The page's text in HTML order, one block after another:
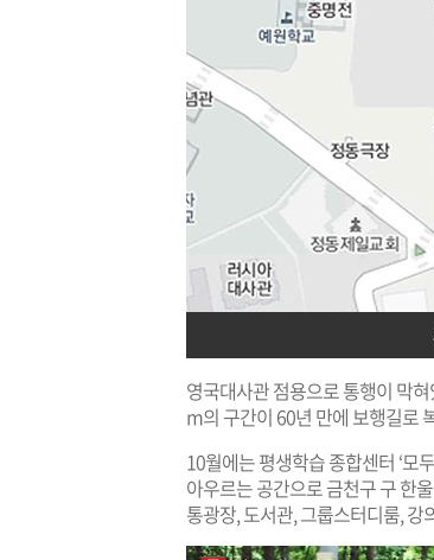
영국대사관 점용으로 통행이 막
m의 구간이 60년 만에 보행길로
10월에는 평생학습 종합센터 ‘모
아우르는 공간으로 금천구 구 한
통광장, 도서관, 그룹스터디룸,